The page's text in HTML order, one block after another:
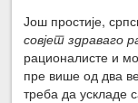
Још простије,
совјет здраваго
рационалисте и
пре више од два
треба да ускладе